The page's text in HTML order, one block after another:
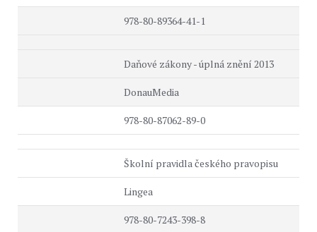
978-80-89364-41-1
Daňové zákony - úplná znění 2013
DonauMedia
978-80-87062-89-0
Školní pravidla českého pravopisu
Lingea
978-80-7243-398-8